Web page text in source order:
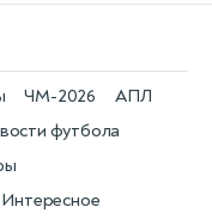
футбола
ЧМ-2026 АПЛ
Интересное